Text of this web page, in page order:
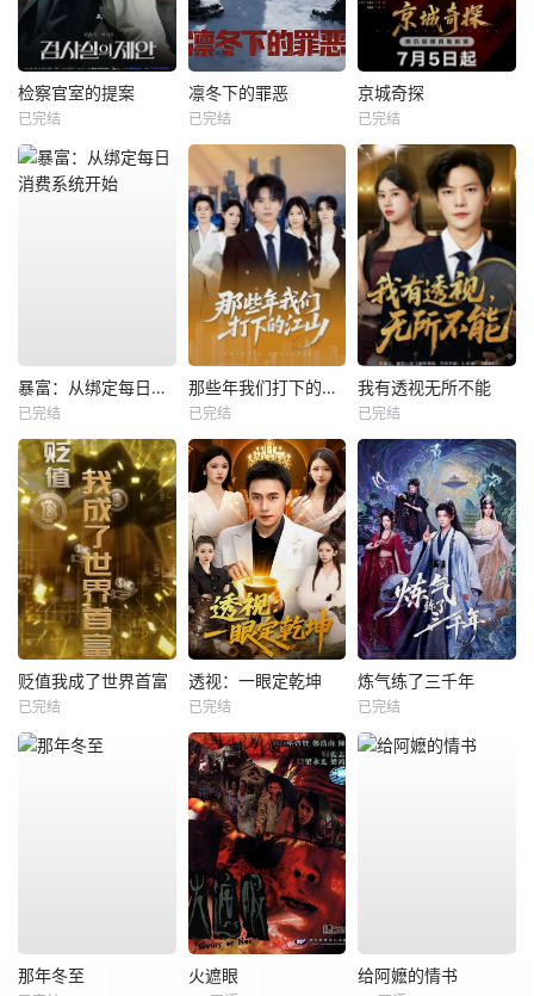
检察官室的提案
已完结
凛冬下的罪恶
已完结
京城奇探
已完结
暴富：从绑定每日消费系统开始
已完结
那些年我们打下的江山
已完结
我有透视无所不能
已完结
贬值我成了世界首富
已完结
透视：一眼定乾坤
已完结
炼气练了三千年
已完结
那年冬至 火遮眼 给阿嬷的情书